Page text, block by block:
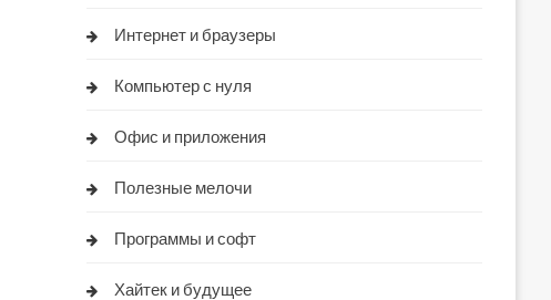
Интернет и браузеры
Компьютер с нуля
Офис и приложения
Полезные мелочи
Программы и софт
Хайтек и будущее